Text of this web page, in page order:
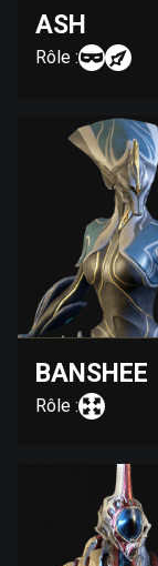
ASH
Rôle :
BANSHEE
Rôle :